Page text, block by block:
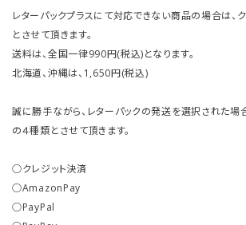
レターパックプラスにて対応できない商品の場合は、
とさせて頂きます。
送料は、全国一律990円(税込)となります。
北海道、沖縄は、1,650円(税込)
誠に勝手ながら、レターパックの発送を選択された場
の４種類とさせて頂きます。
○クレジット決済
○AmazonPay
○PayPal